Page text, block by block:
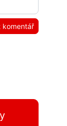
komentář